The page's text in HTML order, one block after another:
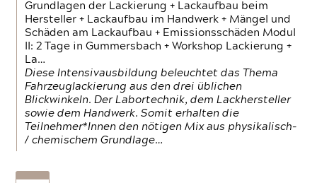
Grundlagen der Lackierung + Lackaufbau beim
Hersteller + Lackaufbau im Handwerk + Mängel und
Schäden am Lackaufbau + Emissionsschäden Modul
II: 2 Tage in Gummersbach + Workshop Lackierung +
La…
Diese Intensivausbildung beleuchtet das Thema
Fahrzeuglackierung aus den drei üblichen
Blickwinkeln. Der Labortechnik, dem Lackhersteller
sowie dem Handwerk. Somit erhalten die
Teilnehmer*Innen den nötigen Mix aus physikalisch-
/ chemischem Grundlage…